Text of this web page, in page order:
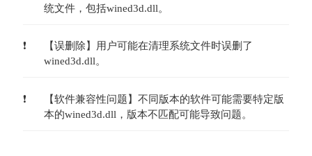
统文件，包括wined3d.dll。
【误删除】用户可能在清理系统文件时误删了
wined3d.dll。
【软件兼容性问题】不同版本的软件可能需要特定版
本的wined3d.dll，版本不匹配可能导致问题。